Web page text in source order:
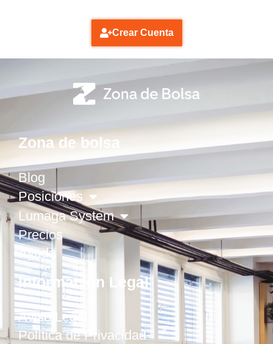
Crear Cuenta
Zona de bolsa
Blog
Posiciones
Lumaga System
Precios
Ayuda
Información Legal
Aviso Legal
Política de Privacidad